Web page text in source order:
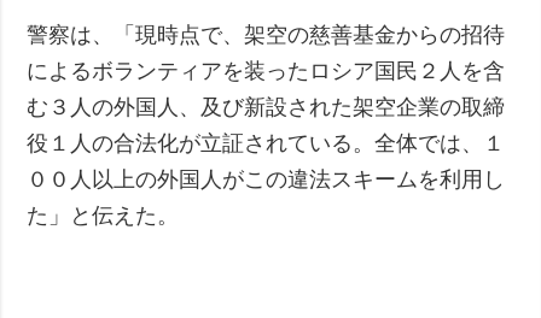
警察は、「現時点で、架空の慈善基金からの招待
によるボランティアを装ったロシア国民２人を含
む３人の外国人、及び新設された架空企業の取締
役１人の合法化が立証されている。全体では、１
００人以上の外国人がこの違法スキームを利用し
た」と伝えた。